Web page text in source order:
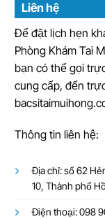
Liên hệ
Để đặt lịch hẹn
Phòng Khám Tai
bạn có thể gọi
cung cấp, đến
Thông tin liên hệ:
Địa chỉ: số 62
10, Thành phố
Điện thoại: 098